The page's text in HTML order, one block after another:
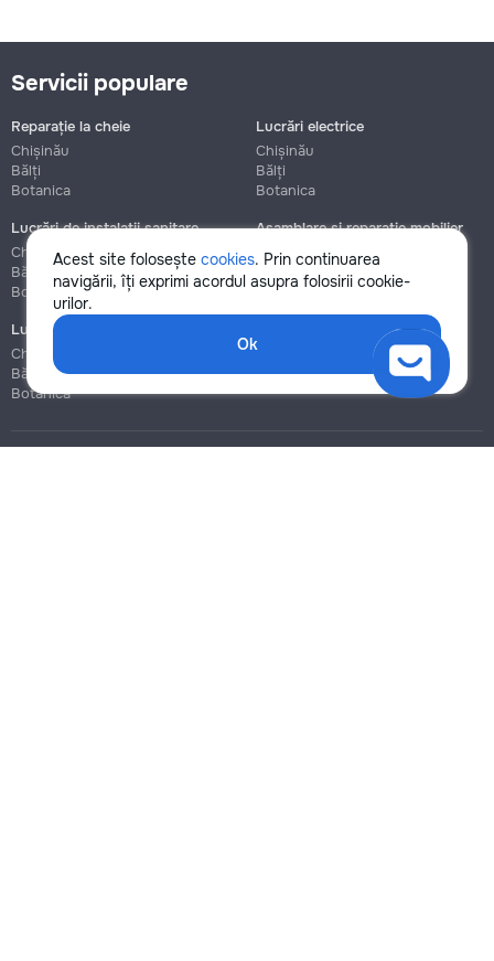
Acest site folosește cookies. Prin continuarea
navigării, îți exprimi acordul asupra folosirii cookie-
urilor.
Ok
Servicii populare
Reparație la cheie
Chișinău
Bălți
Botanica
Lucrări electrice
Chișinău
Bălți
Botanica
Lucrări de instalații sanitare
Chișinău
Bălți
Botanica
Asamblare și reparație mobilier
Chișinău
Botanica
Lucrări de construcție și instalare
Chișinău
Bălți
Botanica